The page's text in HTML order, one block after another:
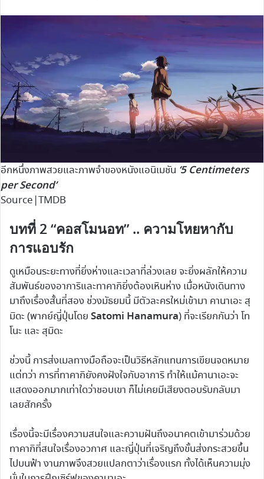
อีกหนึ่งภาพสวยและภาพจำของหนังแอนิเมชัน ‘5 Centimeters
per Second’
Source|TMDB
บทที่ 2 “คอสโมนอท” .. ความโหยหากับ
การแอบรัก
ดูเหมือนระยะทางที่ยิ่งห่างและเวลาที่ล่วงเลย จะยิ่งผลักให้ความ
สัมพันธ์ของอาการิและทาคากิยิ่งต้องเหินห่าง เมื่อหนังเดินทาง
มาถึงเรื่องสั้นที่สอง ช่วงมัธยมนี้ มีตัวละครใหม่เข้ามา คานาเอะ สุ
มิดะ (พากย์ญี่ปุ่นโดย Satomi Hanamura) ที่จะเรียกกันว่า โท
โนะ และ สุมิดะ
ช่วงนี้ การส่งเมลทางมือถือจะเป็นวิธีหลักแทนการเขียนจดหมาย
แต่ทว่า การที่ทาคากิยังคงฝังใจกับอาการิ ทำให้แม้คานาเอะจะ
แสดงออกมากเท่าใดว่าชอบเขา ก็ไม่เคยมีเสียงตอบรับกลับมา
เลยสักครั้ง
เรื่องนี้จะมีเรื่องความสนใจและความฝันถึงอนาคตเข้ามาร่วมด้วย
ทาคากิที่สนใจเรื่องอวกาศ และญี่ปุ่นที่เจริญถึงขั้นส่งกระสวยขึ้น
ไปบนฟ้า งานภาพจึงสวยแปลกตาว่าเรื่องแรก ทั้งได้เห็นความมุ่ง